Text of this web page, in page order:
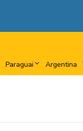
Paraguai Argentina